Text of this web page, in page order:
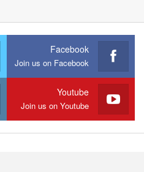
Facebook
Join us on Facebook
Youtube
Join us on Youtube